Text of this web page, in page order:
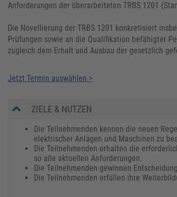
Anforderungen der überarbeiteten TRBS 1201
Die Novellierung der TRBS 1201 konkretisiert
Prüfungen sowie an die Qualifikation befähigter
zugleich dem Erhalt und Ausbau der gesetzlich
Jetzt Termin auswählen >
ZIELE & NUTZEN
Die Teilnehmenden kennen die neuen
elektrischer Anlagen und Maschinen zu
Die Teilnehmenden erhalten die
so alle aktuellen Anforderungen.
Die Teilnehmenden gewinnen
Die Teilnehmenden erfüllen ihre